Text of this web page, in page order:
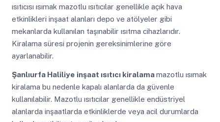
ısıtıcısı ısımak mazotlu ısıtıcılar genellikle açık hava
etkinlikleri inşaat alanları depo ve atölyeler gibi
mekanlarda kullanılan taşınabilir ısıtma cihazlarıdır.
Kiralama süresi projenin gereksinimlerine göre
ayarlanabilir.
Şanlıurfa Haliliye inşaat ısıtıcı kiralamamazotlu ısımak
kiralama bu nedenle kapalı alanlarda da güvenle
kullanılabilir. Mazotlu ısıtıcılar genellikle endüstriyel
alanlarda inşaatlarda etkinliklerde veya acil durumlarda